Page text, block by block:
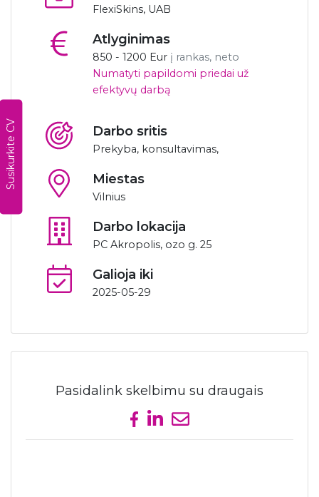
Susikurkite CV
FlexiSkins, UAB
Atlyginimas
850 - 1200 Eur į rankas, neto
Numatyti papildomi priedai už
efektyvų darbą
Darbo sritis
Prekyba, konsultavimas,
Miestas
Vilnius
Darbo lokacija
PC Akropolis, ozo g. 25
Galioja iki
2025-05-29
Pasidalink skelbimu su draugais
Share on Facebook
Share on LinkedIn
Send email